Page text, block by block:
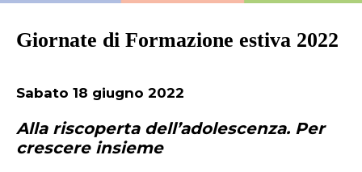
Giornate di Formazione estiva 2022
Sabato 18 giugno 2022
Alla riscoperta dell’adolescenza. Per
crescere insieme